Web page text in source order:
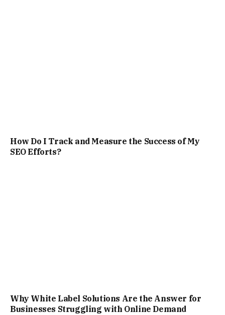
How Do I Track and Measure the Success of My
SEO Efforts?
Why White Label Solutions Are the Answer for
Businesses Struggling with Online Demand